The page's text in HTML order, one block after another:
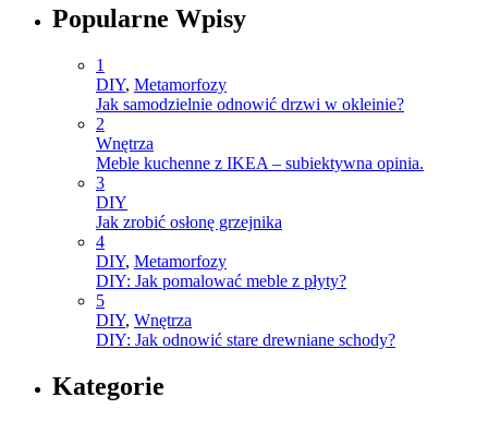
Popularne Wpisy
1
DIY, Metamorfozy
Jak samodzielnie odnowić drzwi w okleinie?
2
Wnętrza
Meble kuchenne z IKEA – subiektywna opinia.
3
DIY
Jak zrobić osłonę grzejnika
4
DIY, Metamorfozy
DIY: Jak pomalować meble z płyty?
5
DIY, Wnętrza
DIY: Jak odnowić stare drewniane schody?
Kategorie